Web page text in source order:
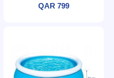
QAR 799